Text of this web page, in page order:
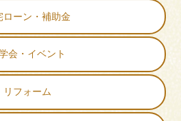
ローン・補助金
会・イベント
リフォーム